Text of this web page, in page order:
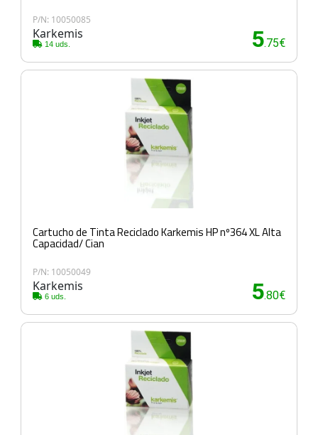
P/N: 10050085
Karkemis
14 uds. 5.75€
Cartucho de Tinta Reciclado Karkemis HP nº364 XL Alta
Capacidad/ Cian
P/N: 10050049
Karkemis
6 uds. 5.80€